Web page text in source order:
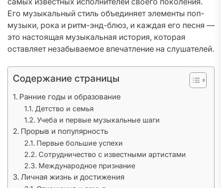
Его музыкальный стиль объединяет элементы поп-
музыки, рока и ритм-энд-блюз, и каждая его песня —
это настоящая музыкальная история, которая
оставляет незабываемое впечатление на слушателей.
Содержание страницы
Ранние годы и образование
Детство и семья
Учеба и первые музыкальные шаги
Прорыв и популярность
Первые большие успехи
Сотрудничество с известными артистами
Международное признание
Личная жизнь и достижения